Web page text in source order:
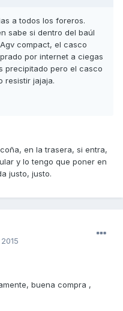
a todos los foreros.
sabe si dentro del baúl
compact, el casco
por internet a ciegas
precipitado pero el casco
resistir jajaja.
en la trasera, si entra,
y lo tengo que poner en
justo, justo.
buena compra ,